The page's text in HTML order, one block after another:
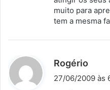
muito para
tem a mesma
Rogério
i
27/06/2009 às